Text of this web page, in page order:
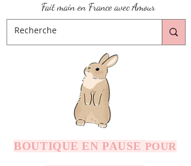
Fait main en France avec Amour
BOUTIQUE EN PAUSE POUR